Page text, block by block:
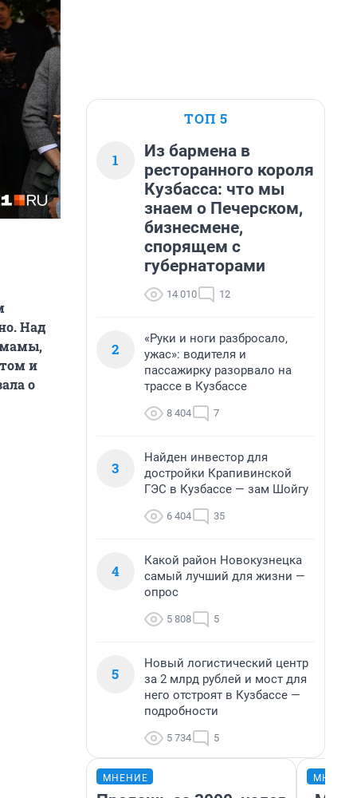
Над
мамы,
и
о
ТОП 5
1
Из бармена в
ресторанного короля
Кузбасса: что мы
знаем о Печерском,
бизнесмене,
спорящем с
губернаторами
14 010 12
2
«Руки и ноги разбросало,
ужас»: водителя и
пассажирку разорвало на
трассе в Кузбассе
8 404 7
3
Найден инвестор для
достройки Крапивинской
ГЭС в Кузбассе — зам Шойгу
6 404 35
4
Какой район Новокузнецка
самый лучший для жизни —
опрос
5 808 5
5
Новый логистический центр
за 2 млрд рублей и мост для
него отстроят в Кузбассе —
подробности
5 734 5
МНЕНИЕ